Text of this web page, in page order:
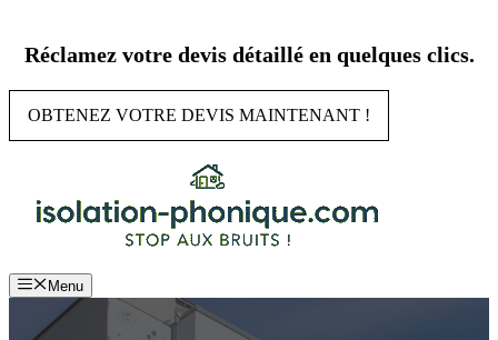
contenu
Réclamez votre devis détaillé en quelques clics.
OBTENEZ VOTRE DEVIS MAINTENANT !
Menu